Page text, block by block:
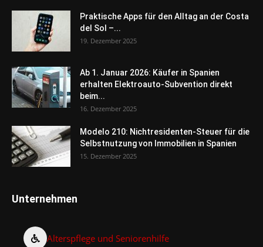
Praktische Apps für den Alltag an der Costa
del Sol –...
19. Dezember 2025
Ab 1. Januar 2026: Käufer in Spanien
erhalten Elektroauto-Subvention direkt
beim...
16. Dezember 2025
Modelo 210: Nichtresidenten-Steuer für die
Selbstnutzung von Immobilien in Spanien
15. Dezember 2025
Unternehmen
Alterspflege und Seniorenhilfe